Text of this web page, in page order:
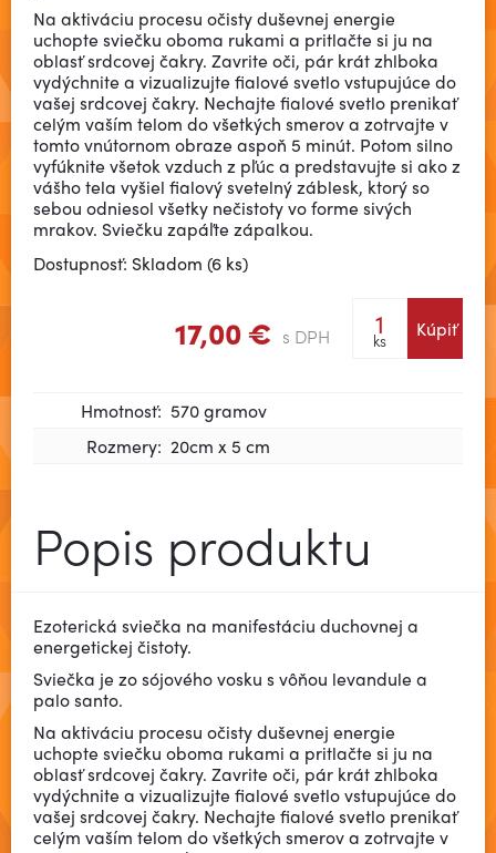
Na aktiváciu procesu očisty duševnej energie
uchopte sviečku oboma rukami a pritlačte si ju na
oblasť srdcovej čakry. Zavrite oči, pár krát zhlboka
vydýchnite a vizualizujte fialové svetlo vstupujúce do
vašej srdcovej čakry. Nechajte fialové svetlo prenikať
celým vaším telom do všetkých smerov a zotrvajte v
tomto vnútornom obraze aspoň 5 minút. Potom silno
vyfúknite všetok vzduch z pľúc a predstavujte si ako z
vášho tela vyšiel fialový svetelný záblesk, ktorý so
sebou odniesol všetky nečistoty vo forme sivých
mrakov. Sviečku zapáľte zápalkou.
Dostupnosť: Skladom (6 ks)
17,00 € s DPH ks Kúpiť
Hmotnosť: 570 gramov
Rozmery: 20cm x 5 cm
Popis produktu
Ezoterická sviečka na manifestáciu duchovnej a
energetickej čistoty.
Sviečka je zo sójového vosku s vôňou levandule a
palo santo.
Na aktiváciu procesu očisty duševnej energie
uchopte sviečku oboma rukami a pritlačte si ju na
oblasť srdcovej čakry. Zavrite oči, pár krát zhlboka
vydýchnite a vizualizujte fialové svetlo vstupujúce do
vašej srdcovej čakry. Nechajte fialové svetlo prenikať
celým vaším telom do všetkých smerov a zotrvajte v